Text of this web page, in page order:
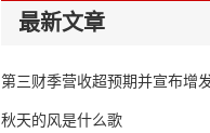
最新文章
第三财季营收超预期并宣布增
roup大跌超15%
秋天的风是什么歌